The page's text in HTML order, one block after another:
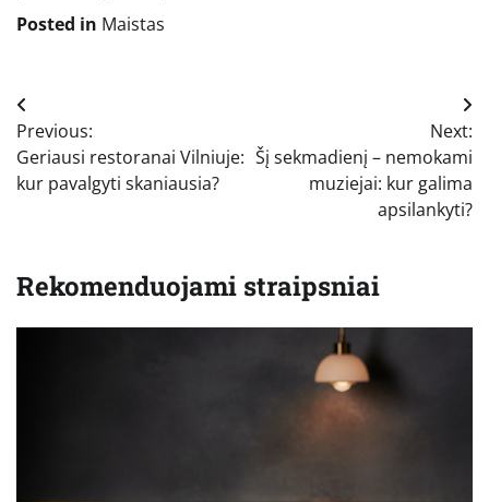
Posted in Maistas
Navigacija
tarp
įrašų
Previous:
Geriausi restoranai Vilniuje:
kur pavalgyti skaniausia?
Next:
Šį sekmadienį – nemokami
muziejai: kur galima
apsilankyti?
Rekomenduojami straipsniai